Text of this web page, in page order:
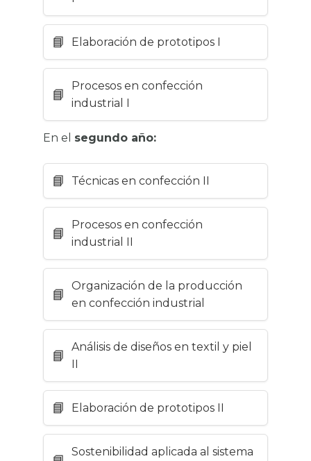
Elaboración de prototipos I
Procesos en confección
industrial I
En el segundo año:
Técnicas en confección II
Procesos en confección
industrial II
Organización de la producción
en confección industrial
Análisis de diseños en textil y piel
II
Elaboración de prototipos II
Sostenibilidad aplicada al sistema